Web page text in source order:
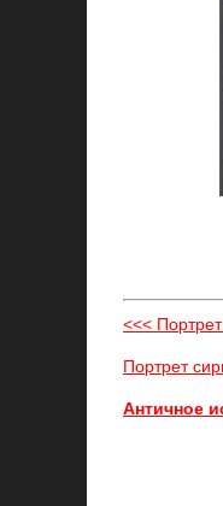
<<<
Портрет
Античное